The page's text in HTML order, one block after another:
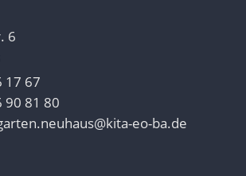
6
17 67
90 81 80
eo-ba.de